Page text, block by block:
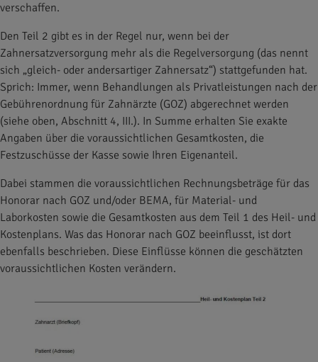
verschaffen.
Den Teil 2 gibt es in der Regel nur, wenn bei der
Zahnersatzversorgung mehr als die Regelversorgung (das nennt
sich „gleich- oder andersartiger Zahnersatz“) stattgefunden hat.
Sprich: Immer, wenn Behandlungen als Privatleistungen nach der
Gebührenordnung für Zahnärzte (GOZ) abgerechnet werden
(siehe oben, Abschnitt 4, III.). In Summe erhalten Sie exakte
Angaben über die voraussichtlichen Gesamtkosten, die
Festzuschüsse der Kasse sowie Ihren Eigenanteil.
Dabei stammen die voraussichtlichen Rechnungsbeträge für das
Honorar nach GOZ und/oder BEMA, für Material- und
Laborkosten sowie die Gesamtkosten aus dem Teil 1 des Heil- und
Kostenplans. Was das Honorar nach GOZ beeinflusst, ist dort
ebenfalls beschrieben. Diese Einflüsse können die geschätzten
voraussichtlichen Kosten verändern.